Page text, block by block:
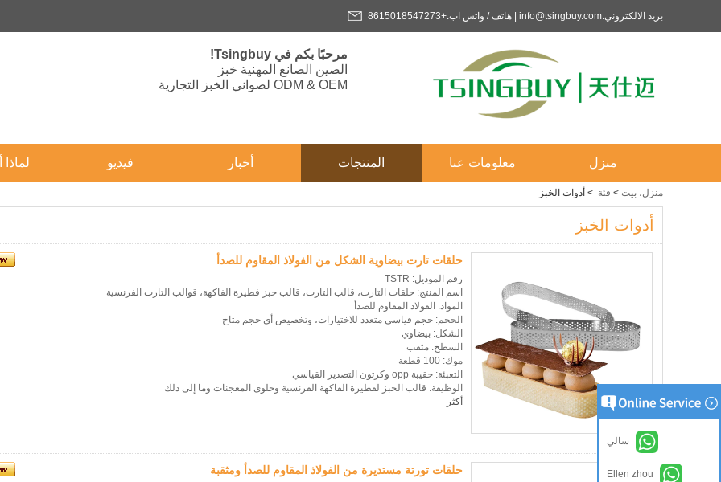
بريد الالكتروني:info@tsingbuy.com | هاتف / واتس اب:+8615018547273
مرحبًا بكم في Tsingbuy!
الصين الصانع المهنية خبز
ODM & OEM لصواني الخبز التجارية
منزل معلومات عنا المنتجات أخبار فيديو لماذا
منزل، بيت > فئة > أدوات الخبز
أدوات الخبز
حلقات تارت بيضاوية الشكل من الفولاذ المقاوم للصدأ
رقم الموديل: TSTR
اسم المنتج: حلقات التارت، قالب التارت، قالب خبز فطيرة الفاكهة، قوالب التارت الفرنسية
المواد: الفولاذ المقاوم للصدأ
الحجم: حجم قياسي متعدد للاختيارات، وتخصيص أي حجم متاح
الشكل: بيضاوي
السطح: مثقب
موك: 100 قطعة
التعبئة: حقيبة opp وكرتون التصدير القياسي
الوظيفة: قالب الخبز لفطيرة الفاكهة الفرنسية وحلوى المعجنات وما إلى ذلك
أكثر
حلقات تورتة مستديرة من الفولاذ المقاوم للصدأ ومثقبة
سالي
Ellen zhou